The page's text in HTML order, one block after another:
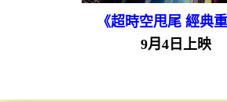
《超時空甩尾 經典重
9月4日上映